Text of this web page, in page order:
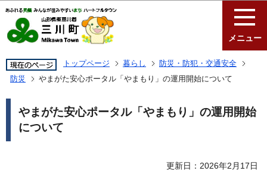
メニュー
トップページ 暮らし
防災・防犯・交通安全
防災
やまがた安心ポータル「やまもり」の運用開始について
やまがた安心ポータル「やまもり」の運用開始
について
更新日：2026年2月17日